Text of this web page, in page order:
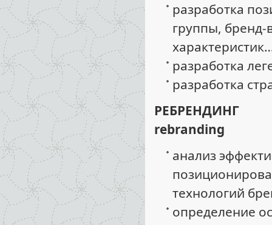
разработка
группы,
разработка
разработка
РЕБРЕНДИНГ
rebranding
анализ
технологий
определение